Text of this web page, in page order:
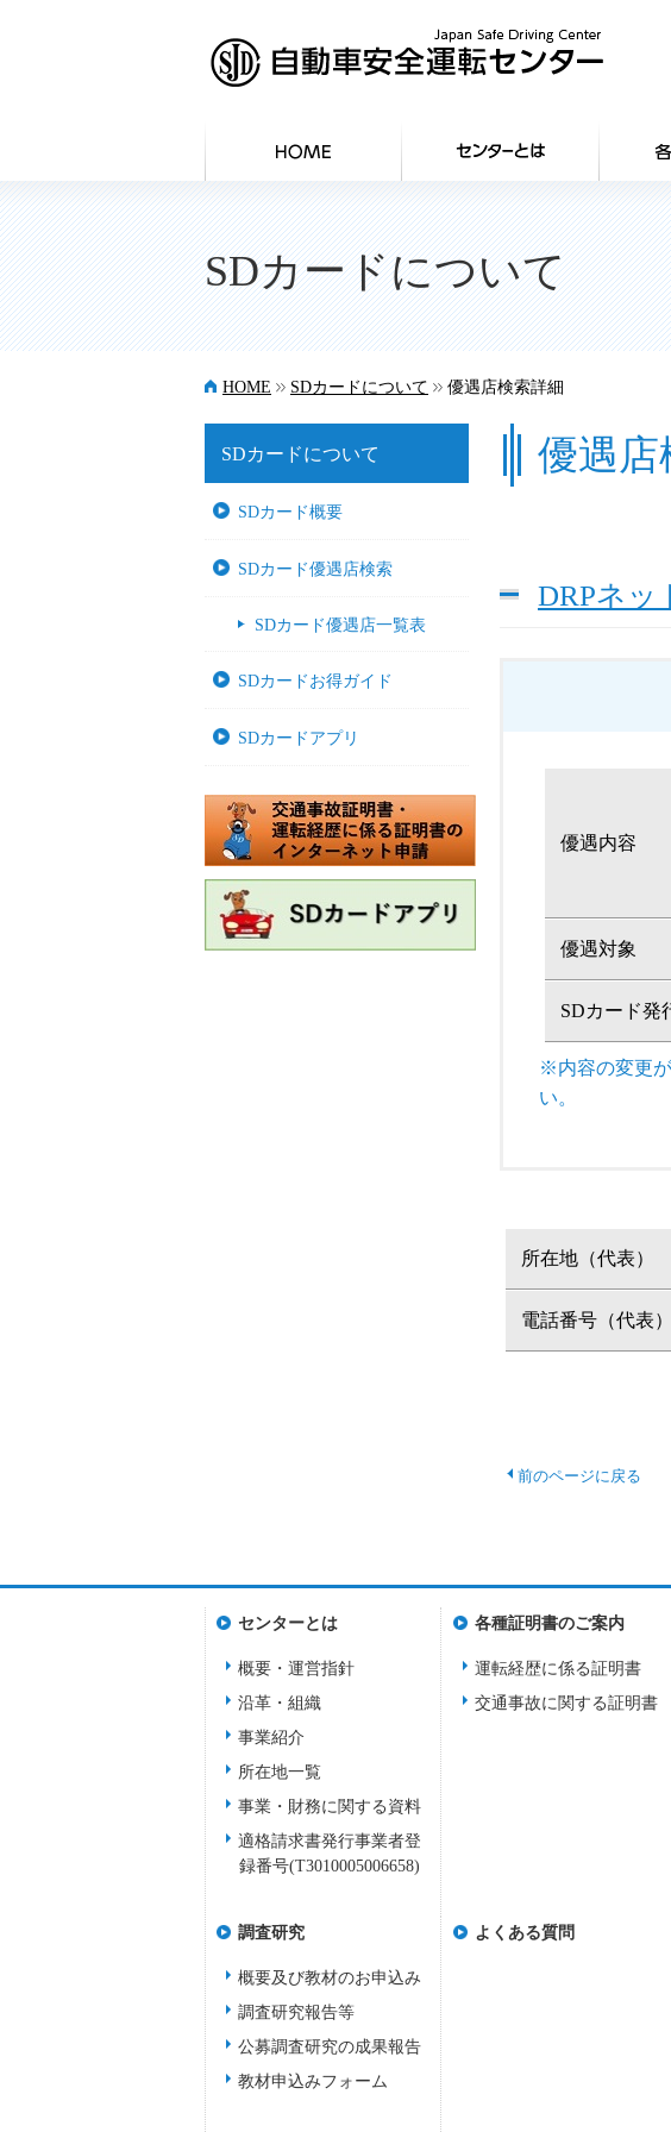
SDカードについて
HOME >> SDカードについて >> 優遇店検索詳細
優遇店
DRPネ
優遇内容
優遇対象
SDカード発
※内容の変更
い。
所在地（代表）
電話番号（代表）
SDカードについて
SDカード概要
SDカード優遇店検索
SDカード優遇店一覧表
SDカードお得ガイド
SDカードアプリ
センターとは
概要・運営指針
沿革・組織
事業紹介
所在地一覧
事業・財務に関する資料
適格請求書発行事業者登
録番号(T3010005006658)
各種証明書のご案内
運転経歴に係る証明書
交通事故に関する証明書
調査研究
概要及び教材のお申込み
調査研究報告等
公募調査研究の成果報告
教材申込みフォーム
よくある質問